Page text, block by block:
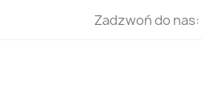
Zadzwoń do nas: